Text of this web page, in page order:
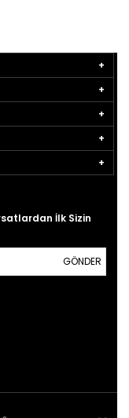
İlk Sizin
GÖNDER